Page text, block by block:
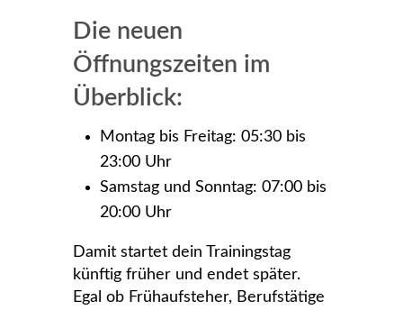
Die neuen
Öffnungszeiten im
Überblick:
Montag bis Freitag: 05:30 bis
23:00 Uhr
Samstag und Sonntag: 07:00 bis
20:00 Uhr
Damit startet dein Trainingstag
künftig früher und endet später.
Egal ob Frühaufsteher, Berufstätige